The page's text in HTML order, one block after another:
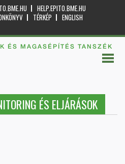
HELP.EPITO.BME.HU
TÉRKÉP
ENGLISH
ÉS MAGASÉPÍTÉS TANSZÉK
ÉS ELJÁRÁSOK